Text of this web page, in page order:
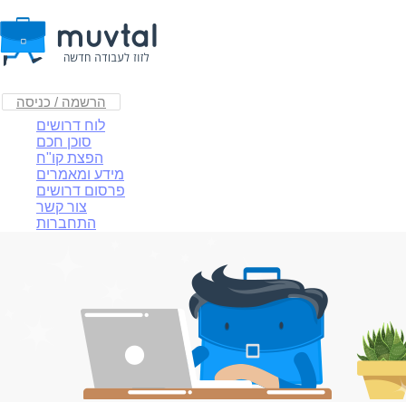
הרשמה / כניסה
לוח דרושים
סוכן חכם
הפצת קו"ח
מידע ומאמרים
פרסום דרושים
צור קשר
התחברות